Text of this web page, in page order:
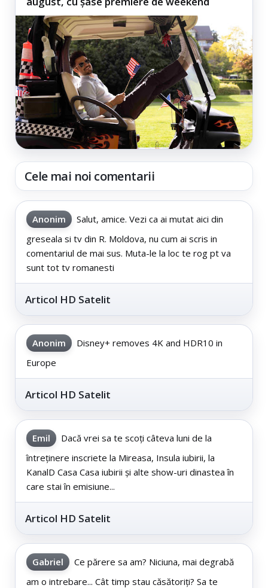
Cele mai noi comentarii
Anonim
Salut, amice. Vezi ca ai mutat aici din
greseala si tv din R. Moldova, nu cum ai scris in
comentariul de mai sus. Muta-le la loc te rog pt va
sunt tot tv romanesti
Articol HD Satelit
Anonim
Disney+ removes 4K and HDR10 in
Europe
Articol HD Satelit
Emil
Dacă vrei sa te scoți câteva luni de la
întreținere inscriete la Mireasa, Insula iubirii, la
KanalD Casa Casa iubirii și alte show-uri dinastea în
care stai în emisiune...
Articol HD Satelit
Gabriel
Ce părere sa am? Niciuna, mai degrabă
am o intrebare... Cât timp stau căsătoriți? Sa te